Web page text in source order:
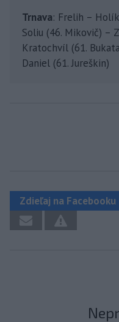
Trnava: Frelih –
Soliu (46. Mikovič) –
Kratochvíl (61.
Daniel (61. Jureškin)
Zdieľaj na Facebooku